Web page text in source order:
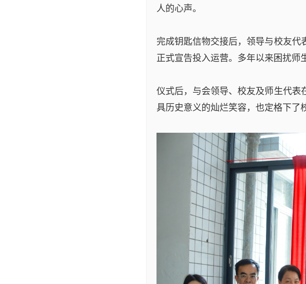
人的心声。
完成钥匙信物交接后，领导与校友
正式宣告投入运营。多年以来困扰师
仪式后，与会领导、校友及师生代表
具历史意义的灿烂笑容，也定格下了